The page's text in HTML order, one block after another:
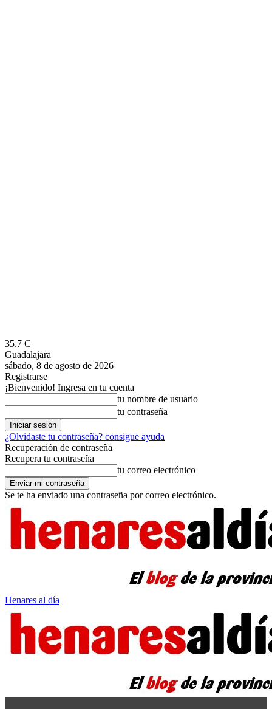
35.7 C
Guadalajara
sábado, 8 de agosto de 2026
Registrarse
¡Bienvenido! Ingresa en tu cuenta
tu nombre de usuario
tu contraseña
¿Olvidaste tu contraseña? consigue ayuda
Recuperación de contraseña
Recupera tu contraseña
tu correo electrónico
Se te ha enviado una contraseña por correo electrónico.
Henares al día